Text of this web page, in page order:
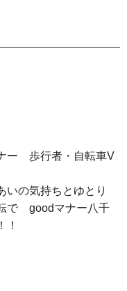
ー 歩行者・自転車V
いの気持ちとゆとり
で goodマナー八千
！